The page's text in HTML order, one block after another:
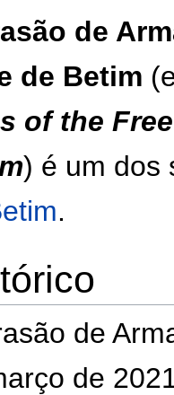
de
de Betim
of the
) é um dos
.
de
de